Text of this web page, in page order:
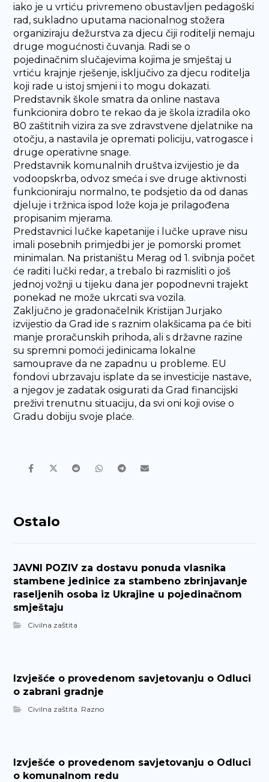
iako je u vrtiću privremeno obustavljen pedagoški
rad, sukladno uputama nacionalnog stožera
organiziraju dežurstva za djecu čiji roditelji nemaju
druge mogućnosti čuvanja. Radi se o
pojedinačnim slučajevima kojima je smještaj u
vrtiću krajnje rješenje, isključivo za djecu roditelja
koji rade u istoj smjeni i to mogu dokazati.
Predstavnik škole smatra da online nastava
funkcionira dobro te rekao da je škola izradila oko
80 zaštitnih vizira za sve zdravstvene djelatnike na
otočju, a nastavila je opremati policiju, vatrogasce i
druge operativne snage.
Predstavnik komunalnih društva izvijestio je da
vodoopskrba, odvoz smeća i sve druge aktivnosti
funkcioniraju normalno, te podsjetio da od danas
djeluje i tržnica ispod lože koja je prilagođena
propisanim mjerama.
Predstavnici lučke kapetanije i lučke uprave nisu
imali posebnih primjedbi jer je pomorski promet
minimalan. Na pristaništu Merag od 1. svibnja počet
će raditi lučki redar, a trebalo bi razmisliti o još
jednoj vožnji u tijeku dana jer popodnevni trajekt
ponekad ne može ukrcati sva vozila.
Zaključno je gradonačelnik Kristijan Jurjako
izvijestio da Grad ide s raznim olakšicama pa će biti
manje proračunskih prihoda, ali s državne razine
su spremni pomoći jedinicama lokalne
samouprave da ne zapadnu u probleme. EU
fondovi ubrzavaju isplate da se investicije nastave,
a njegov je zadatak osigurati da Grad financijski
preživi trenutnu situaciju, da svi oni koji ovise o
Gradu dobiju svoje plaće.
Ostalo
JAVNI POZIV za dostavu ponuda vlasnika
stambene jedinice za stambeno zbrinjavanje
raseljenih osoba iz Ukrajine u pojedinačnom
smještaju
Civilna zaštita
Izvješće o provedenom savjetovanju o Odluci
o zabrani gradnje
Civilna zaštita, Razno
Izvješće o provedenom savjetovanju o Odluci
o komunalnom redu